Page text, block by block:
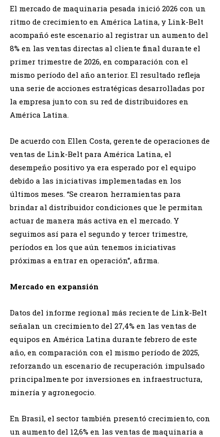
El mercado de maquinaria pesada inició 2026 con un
ritmo de crecimiento en América Latina, y Link-Belt
acompañó este escenario al registrar un aumento del
8% en las ventas directas al cliente final durante el
primer trimestre de 2026, en comparación con el
mismo período del año anterior. El resultado refleja
una serie de acciones estratégicas desarrolladas por
la empresa junto con su red de distribuidores en
América Latina.
De acuerdo con Ellen Costa, gerente de operaciones de
ventas de Link-Belt para América Latina, el
desempeño positivo ya era esperado por el equipo
debido a las iniciativas implementadas en los
últimos meses. “Se crearon herramientas para
brindar al distribuidor condiciones que le permitan
actuar de manera más activa en el mercado. Y
seguimos así para el segundo y tercer trimestre,
períodos en los que aún tenemos iniciativas
próximas a entrar en operación”, afirma.
Mercado en expansión
Datos del informe regional más reciente de Link-Belt
señalan un crecimiento del 27,4% en las ventas de
equipos en América Latina durante febrero de este
año, en comparación con el mismo período de 2025,
reforzando un escenario de recuperación impulsado
principalmente por inversiones en infraestructura,
minería y agronegocio.
En Brasil, el sector también presentó crecimiento, con
un aumento del 12,6% en las ventas de maquinaria a